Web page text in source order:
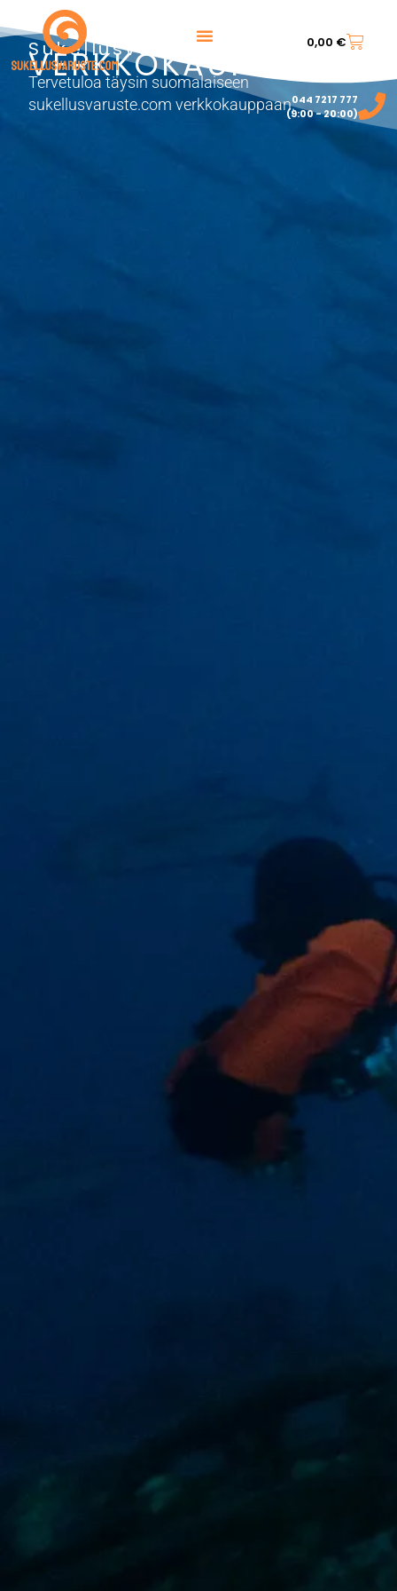
0,00 €
044 7217 777‬
(9:00 - 20:00)
Sukellusvarusteet
VERKKOKAUPPA
Tervetuloa täysin suomalaiseen
sukellusvaruste.com verkkokauppaan.